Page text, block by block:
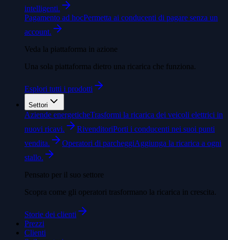
intelligenti.
Pagamento ad hocPermetta ai conducenti di pagare senza un
account.
Veda la piattaforma in azione
Una sola piattaforma dietro una ricarica che funziona.
Esplori tutti i prodotti
Settori
Aziende energeticheTrasformi la ricarica dei veicoli elettrici in
nuovi ricavi.
RivenditoriPorti i conducenti nei suoi punti
vendita.
Operatori di parcheggiAggiunga la ricarica a ogni
stallo.
Pensato per il suo settore
Scopra come gli operatori trasformano la ricarica in crescita.
Storie dei clienti
Prezzi
Clienti